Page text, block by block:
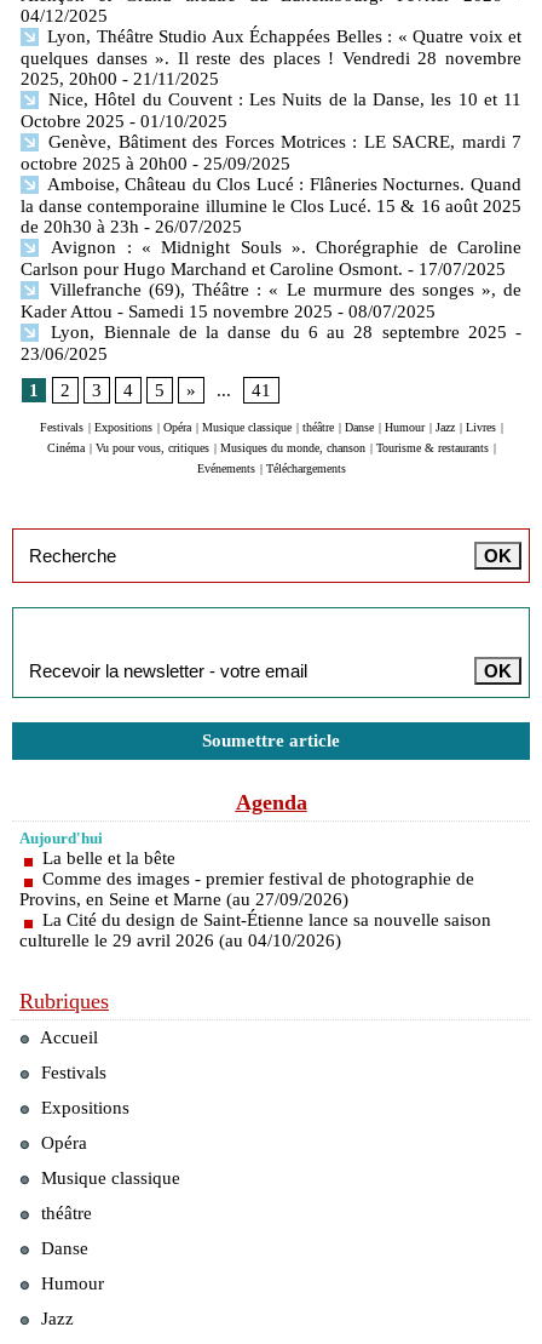
04/12/2025
Lyon, Théâtre Studio Aux Échappées Belles : « Quatre voix et
quelques danses ». Il reste des places ! Vendredi 28 novembre
2025, 20h00 - 21/11/2025
Nice, Hôtel du Couvent : Les Nuits de la Danse, les 10 et 11
Octobre 2025 - 01/10/2025
Genève, Bâtiment des Forces Motrices : LE SACRE, mardi 7
octobre 2025 à 20h00 - 25/09/2025
Amboise, Château du Clos Lucé : Flâneries Nocturnes. Quand
la danse contemporaine illumine le Clos Lucé. 15 & 16 août 2025
de 20h30 à 23h - 26/07/2025
Avignon : « Midnight Souls ». Chorégraphie de Caroline
Carlson pour Hugo Marchand et Caroline Osmont. - 17/07/2025
Villefranche (69), Théâtre : « Le murmure des songes », de
Kader Attou - Samedi 15 novembre 2025 - 08/07/2025
Lyon, Biennale de la danse du 6 au 28 septembre 2025 -
23/06/2025
1
2 3 4 5 » ... 41
Festivals Expositions Opéra Musique classique théâtre Danse Humour Jazz Livres
Cinéma
Vu pour vous, critiques Musiques du monde, chanson Tourisme & restaurants
Evénements
Téléchargements
Soumettre article
Agenda
Aujourd'hui
La belle et la bête
Comme des images - premier festival de photographie de
Provins, en Seine et Marne (au 27/09/2026)
La Cité du design de Saint-Étienne lance sa nouvelle saison
culturelle le 29 avril 2026 (au 04/10/2026)
Rubriques
Accueil
Festivals
Expositions
Opéra
Musique classique
théâtre
Danse
Humour
Jazz